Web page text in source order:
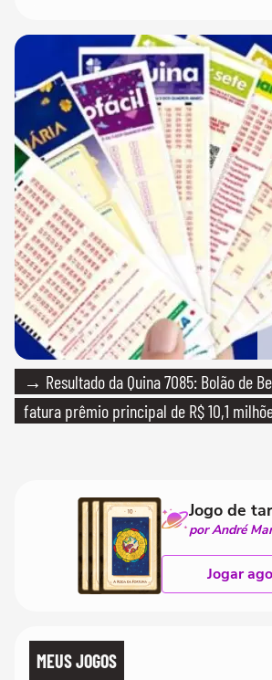
→ Resultado da Quina 7085: Bolão de
fatura prêmio principal de R$ 10,1
Jogo de
por André
Jogar
MEUS JOGOS